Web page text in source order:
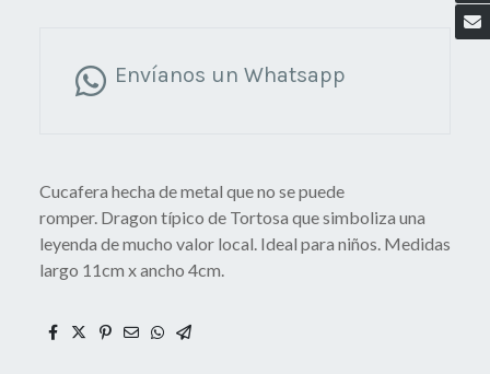
Envíanos un Whatsapp
Cucafera hecha de metal que no se puede
romper. Dragon típico de Tortosa que simboliza una
leyenda de mucho valor local. Ideal para niños. Medidas
largo 11cm x ancho 4cm.